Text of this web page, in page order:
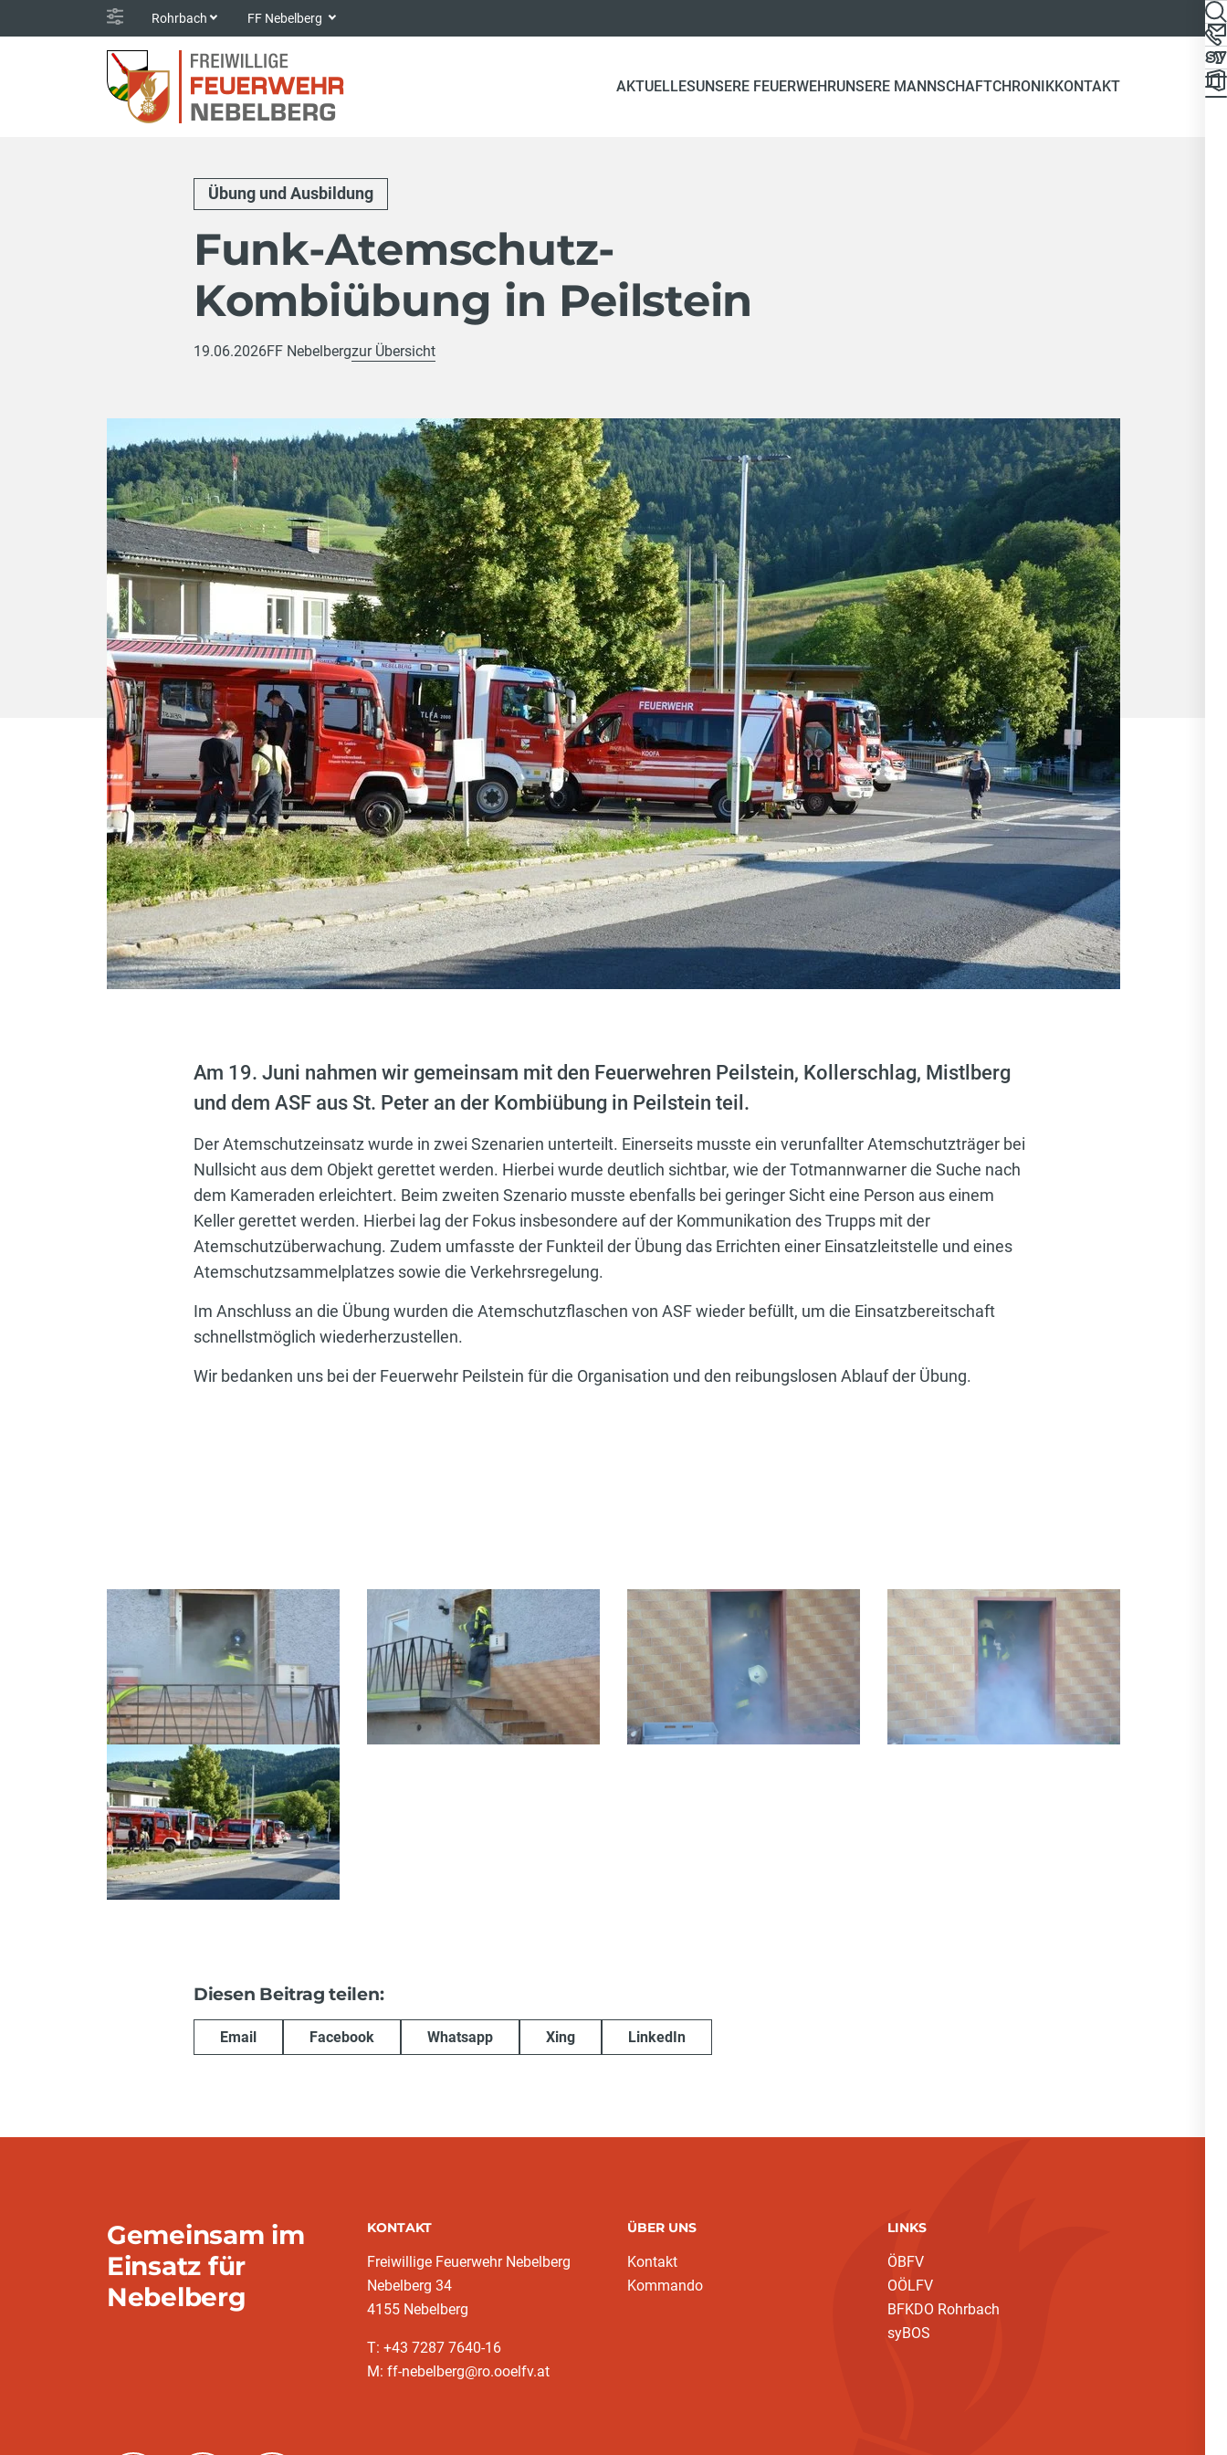
Rohrbach FF Nebelberg
AKTUELLESUNSERE FEUERWEHRUNSERE MANNSCHAFTCHRONIKKONTAKT
Übung und Ausbildung
Funk-Atemschutz-
Kombiübung in Peilstein
19.06.2026FF Nebelbergzur Übersicht
Am 19. Juni nahmen wir gemeinsam mit den Feuerwehren Peilstein, Kollerschlag, Mistlberg
und dem ASF aus St. Peter an der Kombiübung in Peilstein teil.
Der Atemschutzeinsatz wurde in zwei Szenarien unterteilt. Einerseits musste ein verunfallter Atemschutzträger bei
Nullsicht aus dem Objekt gerettet werden. Hierbei wurde deutlich sichtbar, wie der Totmannwarner die Suche nach
dem Kameraden erleichtert. Beim zweiten Szenario musste ebenfalls bei geringer Sicht eine Person aus einem
Keller gerettet werden. Hierbei lag der Fokus insbesondere auf der Kommunikation des Trupps mit der
Atemschutzüberwachung. Zudem umfasste der Funkteil der Übung das Errichten einer Einsatzleitstelle und eines
Atemschutzsammelplatzes sowie die Verkehrsregelung.
Im Anschluss an die Übung wurden die Atemschutzflaschen von ASF wieder befüllt, um die Einsatzbereitschaft
schnellstmöglich wiederherzustellen.
Wir bedanken uns bei der Feuerwehr Peilstein für die Organisation und den reibungslosen Ablauf der Übung.
Diesen Beitrag teilen:
Email Facebook Whatsapp Xing LinkedIn
Gemeinsam im
Einsatz für
Nebelberg
KONTAKT
Freiwillige Feuerwehr Nebelberg
Nebelberg 34
4155 Nebelberg
T: +43 7287 7640-16
M: ff-nebelberg@ro.ooelfv.at
ÜBER UNS
Kontakt
Kommando
LINKS
ÖBFV
OÖLFV
BFKDO Rohrbach
syBOS